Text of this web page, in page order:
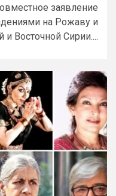
заявление
на Рожаву и
Восточной Сирии....